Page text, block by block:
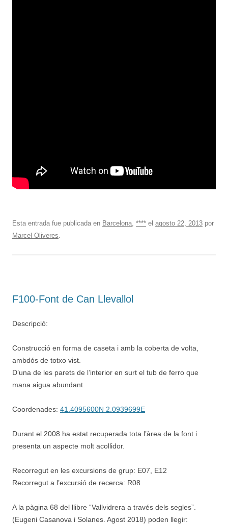
Esta entrada fue publicada en Barcelona, **** el agosto 22, 2013 por
Marcel Oliveres.
F100-Font de Can Llevallol
Descripció:
Construcció en forma de caseta i amb la coberta de volta,
ambdós de totxo vist.
D’una de les parets de l’interior en surt el tub de ferro que
mana aigua abundant.
Coordenades: 41.4095600N 2.0939699E
Durant el 2008 ha estat recuperada tota l’àrea de la font i
presenta un aspecte molt acollidor.
Recorregut en les excursions de grup: E07, E12
Recorregut a l’excursió de recerca: R08
A la pàgina 68 del llibre “Vallvidrera a través dels segles”.
(Eugeni Casanova i Solanes. Agost 2018) poden llegir: